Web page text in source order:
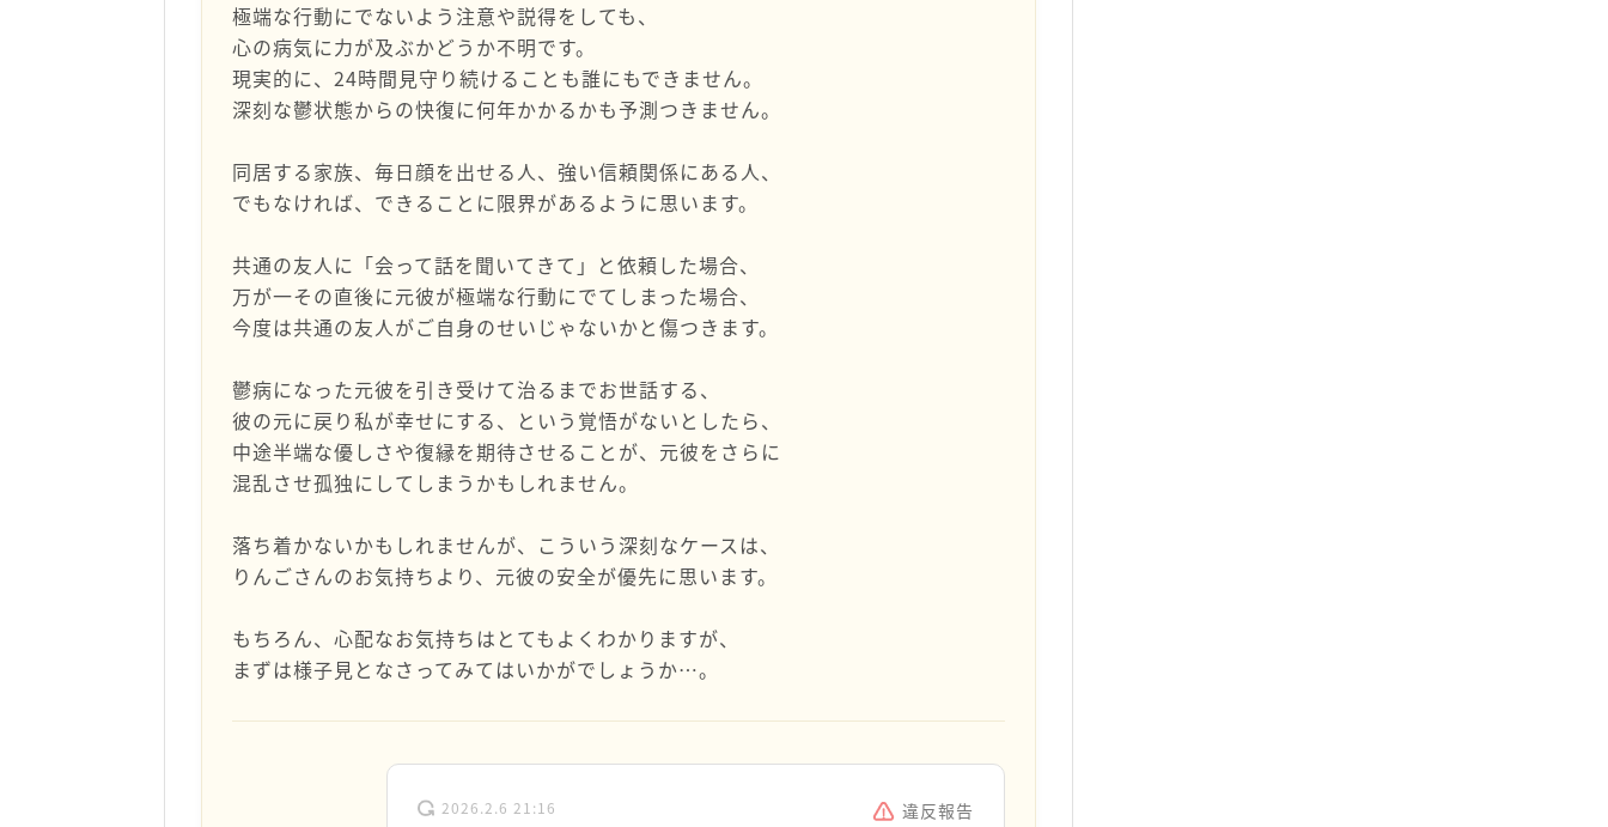
極端な行動にでないよう注意や説得をしても、
心の病気に力が及ぶかどうか不明です。
現実的に、24時間見守り続けることも誰にもできません。
深刻な鬱状態からの快復に何年かかるかも予測つきません。
同居する家族、毎日顔を出せる人、強い信頼関係にある人、
でもなければ、できることに限界があるように思います。
共通の友人に「会って話を聞いてきて」と依頼した場合、
万が一その直後に元彼が極端な行動にでてしまった場合、
今度は共通の友人がご自身のせいじゃないかと傷つきます。
鬱病になった元彼を引き受けて治るまでお世話する、
彼の元に戻り私が幸せにする、という覚悟がないとしたら、
中途半端な優しさや復縁を期待させることが、元彼をさらに
混乱させ孤独にしてしまうかもしれません。
落ち着かないかもしれませんが、こういう深刻なケースは、
りんごさんのお気持ちより、元彼の安全が優先に思います。
もちろん、心配なお気持ちはとてもよくわかりますが、
まずは様子見となさってみてはいかがでしょうか…。
2026.2.6 21:16 違反報告